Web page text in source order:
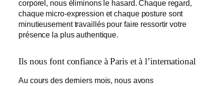
corporel, nous éliminons le hasard. Chaque regard,
chaque micro-expression et chaque posture sont
minutieusement travaillés pour faire ressortir votre
présence la plus authentique.
Ils nous font confiance à Paris et à l’international
Au cours des derniers mois, nous avons